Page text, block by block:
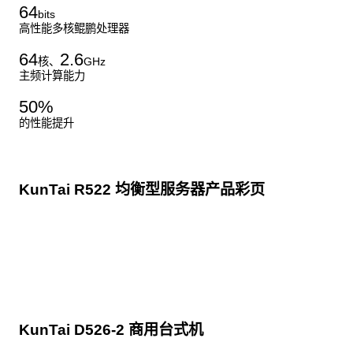
64bits
高性能多核鲲鹏处理器
64核、 2.6GHz
主频计算能力
50%
的性能提升
KunTai R522 均衡型服务器产品彩页
KunTai D526-2 商用台式机